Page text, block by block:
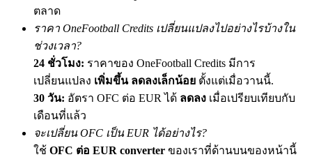
Deposit CASHCAT & Win
Share 500000 CASHCAT prize pool
Exclusive for BitMart Users
ตลาด
ราคา OneFootball Credits เปลี่ยนแปลงไปอย่างไรบ้างใน
ช่วงเวลา?
24 ชั่วโมง: ราคาของ OneFootball Credits มีการ
เปลี่ยนแปลง เพิ่มขึ้น ลดลงเล็กน้อย ตั้งแต่เมื่อวานนี้.
30 วัน: อัตรา OFC ต่อ EUR ได้ ลดลง เมื่อเปรียบเทียบกับ
เดือนที่แล้ว
จะเปลี่ยน OFC เป็น EUR ได้อย่างไร?
ใช้ OFC ต่อ EUR converter ของเราที่ด้านบนของหน้านี้